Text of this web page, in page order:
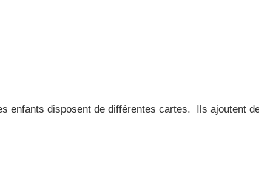
enfants disposent de différentes cartes. Ils ajoutent